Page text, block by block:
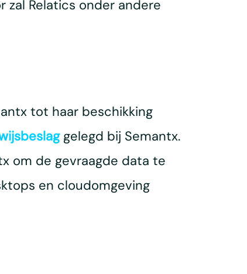
zal Relatics onder andere
tot haar beschikking
gelegd bij Semantx.
om de gevraagde data te
en cloudomgeving